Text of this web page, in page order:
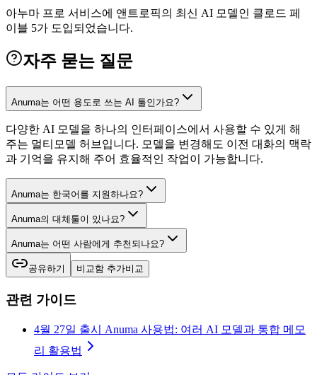
아누마 프로 서비스에 앤트로픽의 최신 AI 모델인 클로드 페
이블 5가 도입되었습니다.
자주 묻는 질문
Anuma는 어떤 용도로 쓰는 AI 툴인가요?
다양한 AI 모델을 하나의 인터페이스에서 사용할 수 있게 해
주는 멀티모델 허브입니다. 모델을 변경해도 이전 대화의 맥락
과 기억을 유지해 주어 효율적인 작업이 가능합니다.
Anuma는 한국어를 지원하나요?
Anuma의 대체툴이 있나요?
Anuma는 어떤 사람에게 추천되나요?
공유하기 비교함 추가비교
관련 가이드
4월 27일 출시 Anuma 사용법: 여러 AI 모델과 통합 메모
리 활용법